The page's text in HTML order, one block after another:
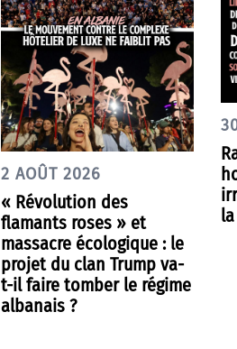
2 AOÛT 2026
« Révolution des
flamants roses » et
massacre écologique : le
projet du clan Trump va-
t-il faire tomber le régime
albanais ?